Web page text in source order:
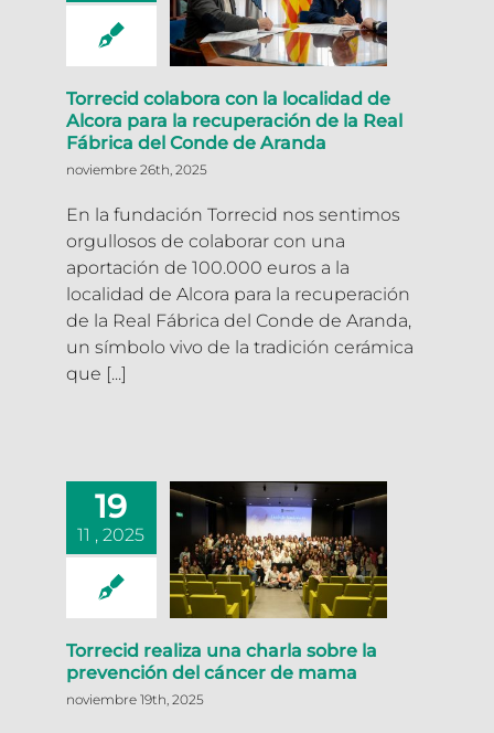
Torrecid colabora con la localidad de
Alcora para la recuperación de la Real
Fábrica del Conde de Aranda
noviembre 26th, 2025
En la fundación Torrecid nos sentimos
orgullosos de colaborar con una
aportación de 100.000 euros a la
localidad de Alcora para la recuperación
de la Real Fábrica del Conde de Aranda,
un símbolo vivo de la tradición cerámica
que [...]
19
11 , 2025
Torrecid realiza una charla sobre la
prevención del cáncer de mama
noviembre 19th, 2025